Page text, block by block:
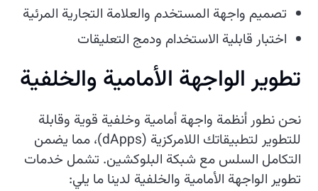
تصميم واجهة المستخدم والعلامة التجارية المرئية
اختبار قابلية الاستخدام ودمج التعليقات
تطوير الواجهة الأمامية والخلفية
نحن نطور أنظمة واجهة أمامية وخلفية قوية وقابلة
للتطوير لتطبيقاتك اللامركزية (dApps)، مما يضمن
التكامل السلس مع شبكة البلوكشين. تشمل خدمات
تطوير الواجهة الأمامية والخلفية لدينا ما يلي: